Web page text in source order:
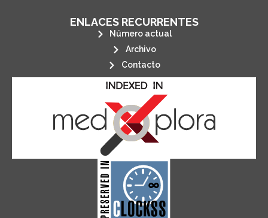
ENLACES RECURRENTES
Número actual
Archivo
Contacto
CLOCKSS is a dak archive that
ensures the long-term survival
of web-based scholary
publications, governed by and for
its stakeholders.